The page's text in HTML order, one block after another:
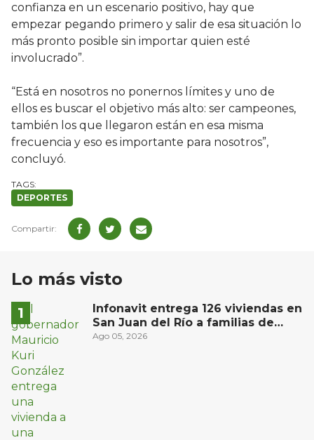
confianza en un escenario positivo, hay que
empezar pegando primero y salir de esa situación lo
más pronto posible sin importar quien esté
involucrado”.
“Está en nosotros no ponernos límites y uno de
ellos es buscar el objetivo más alto: ser campeones,
también los que llegaron están en esa misma
frecuencia y eso es importante para nosotros”,
concluyó.
DEPORTES
Lo más visto
Infonavit entrega 126 viviendas en
San Juan del Río a familias de
bajos ingresos
Ago 05, 2026